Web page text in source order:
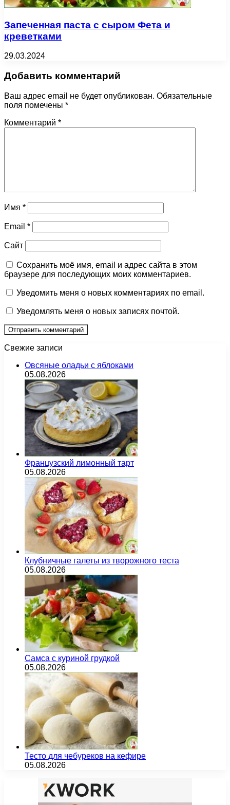
Запеченная паста с сыром Фета и
креветками
29.03.2024
Добавить комментарий
Ваш адрес email не будет опубликован. Обязательные
поля помечены *
Комментарий *
Имя *
Email *
Сайт
Сохранить моё имя, email и адрес сайта в этом
браузере для последующих моих комментариев.
Уведомить меня о новых комментариях по email.
Уведомлять меня о новых записях почтой.
Свежие записи
Овсяные оладьи с яблоками
05.08.2026
Французский лимонный тарт
05.08.2026
Клубничные галеты из творожного теста
05.08.2026
Самса с куриной грудкой
05.08.2026
Тесто для чебуреков на кефире
05.08.2026